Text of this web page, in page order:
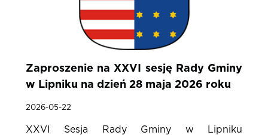
Zaproszenie na XXVI sesję Rady Gminy
w Lipniku na dzień 28 maja 2026 roku
2026-05-22
XXVI Sesja Rady Gminy w Lipniku